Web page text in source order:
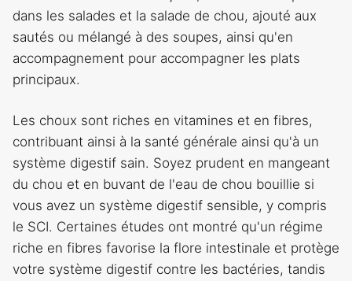
dans les salades et la salade de chou, ajouté aux
sautés ou mélangé à des soupes, ainsi qu'en
accompagnement pour accompagner les plats
principaux.
Les choux sont riches en vitamines et en fibres,
contribuant ainsi à la santé générale ainsi qu'à un
système digestif sain. Soyez prudent en mangeant
du chou et en buvant de l'eau de chou bouillie si
vous avez un système digestif sensible, y compris
le SCI. Certaines études ont montré qu'un régime
riche en fibres favorise la flore intestinale et protège
votre système digestif contre les bactéries, tandis